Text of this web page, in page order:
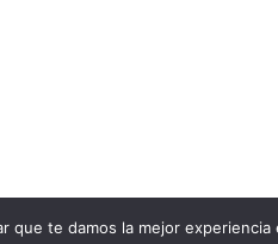
que te damos la mejor experiencia